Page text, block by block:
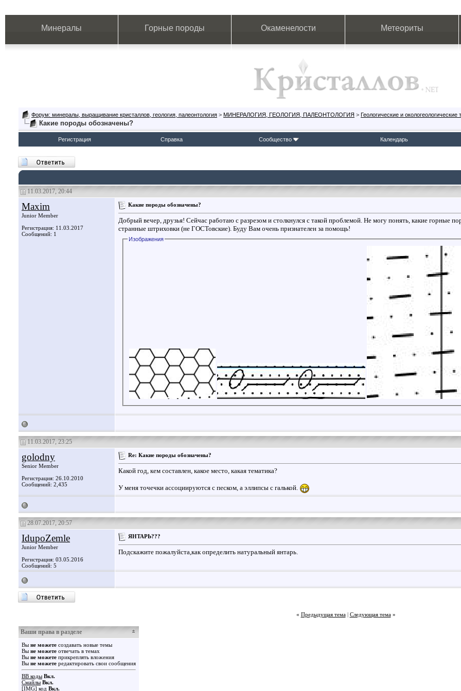
Минералы Горные породы Окаменелости Метеориты
Форум: минералы, выращивание кристаллов, геология, палеонтология > МИНЕРАЛОГИЯ, ГЕОЛОГИЯ, ПАЛЕОНТОЛОГИЯ > Геологические и окологеологические
Какие породы обозначены?
Регистрация Справка Сообщество Календарь
11.03.2017, 20:44
Maxim
Junior Member
Регистрация: 11.03.2017
Сообщений: 1
Какие породы обозначены?
Добрый вечер, друзья! Сейчас работаю с разрезом и столкнулся с такой проблемой. Не могу понять, какие горные
странные штриховки (не ГОСТовские). Буду Вам очень признателен за помощь!
Изображения
11.03.2017, 23:25
golodny
Senior Member
Регистрация: 26.10.2010
Сообщений: 2,435
Re: Какие породы обозначены?
Какой год, кем составлен, какое место, какая тематика?
У меня точечки ассоциируются с песком, а эллипсы с галькой.
28.07.2017, 20:57
IdupoZemle
Junior Member
Регистрация: 03.05.2016
Сообщений: 5
ЯНТАРЬ???
Подскажите пожалуйста,как определить натуральный янтарь.
« Предыдущая тема| Следующая тема »
Ваши права в разделе
Вы не можете создавать новые темы
Вы не можете отвечать в темах
Вы не можете прикреплять вложения
Вы не можете редактировать свои сообщения
BB коды Вкл.
Смайлы Вкл.
[IMG] код Вкл.